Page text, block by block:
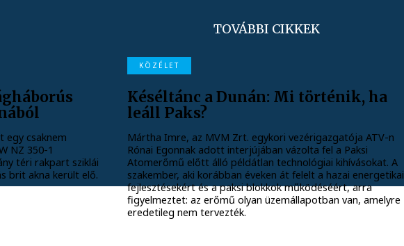
TOVÁBBI CIKKEK
egy csaknem
NZ 350-1
téri rakpart sziklái
brit akna került elő.
KÖZÉLET
Késéltánc a Dunán: Mi történik, ha
leáll Paks?
Mártha Imre, az MVM Zrt. egykori vezérigazgatója ATV-n
Rónai Egonnak adott interjújában vázolta fel a Paksi
Atomerőmű előtt álló példátlan technológiai kihívásokat. A
szakember, aki korábban éveken át felelt a hazai energetikai
fejlesztésekért és a paksi blokkok működéséért, arra
figyelmeztet: az erőmű olyan üzemállapotban van, amelyre
eredetileg nem tervezték.